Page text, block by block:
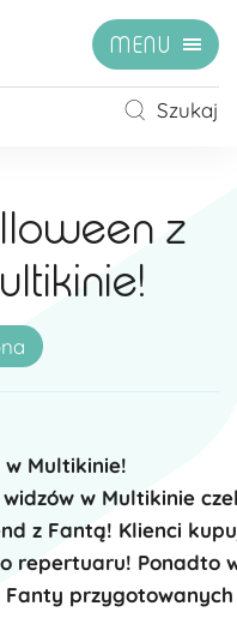
MENU
- 20:00
Szukaj
z
Multikinie!
w Multikinie
z Fantą! Klienci
repertuaru! Ponadto